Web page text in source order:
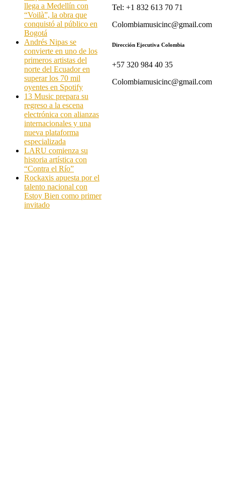
llega a Medellín con
“Voilà”, la obra que
conquistó al público en
Bogotá
Andrés Nipas se
convierte en uno de los
primeros artistas del
norte del Ecuador en
superar los 70 mil
oyentes en Spotify
13 Music prepara su
regreso a la escena
electrónica con alianzas
internacionales y una
nueva plataforma
especializada
LARU comienza su
historia artística con
“Contra el Río”
Rockaxis apuesta por el
talento nacional con
Estoy Bien como primer
invitado
Tel: +1 832 613 70 71
Colombiamusicinc@gmail.com
Dirección Ejecutiva Colombia
+57 320 984 40 35
Colombiamusicinc@gmail.com